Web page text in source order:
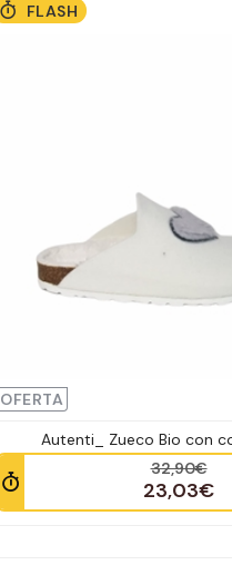
OFERTA
FLASH
Autenti_ Zueco Bio con
32,90€
23,03€